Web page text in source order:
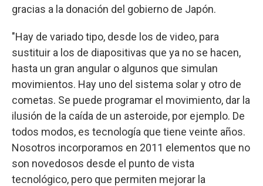
gracias a la donación del gobierno de Japón.
"Hay de variado tipo, desde los de video, para
sustituir a los de diapositivas que ya no se hacen,
hasta un gran angular o algunos que simulan
movimientos. Hay uno del sistema solar y otro de
cometas. Se puede programar el movimiento, dar la
ilusión de la caída de un asteroide, por ejemplo. De
todos modos, es tecnología que tiene veinte años.
Nosotros incorporamos en 2011 elementos que no
son novedosos desde el punto de vista
tecnológico, pero que permiten mejorar la